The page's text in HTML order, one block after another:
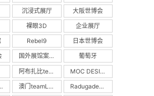
沉浸式展厅 大阪世博会
裸眼3D 企业展厅
Rebel9 日本世博会
国外展馆案例 葡萄牙
阿布扎比teamLab MOC DESIGN
设计 澳门teamLab Radugadesign